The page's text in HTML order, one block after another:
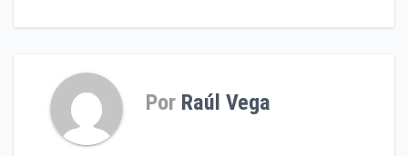
entradas
Por Raúl Vega